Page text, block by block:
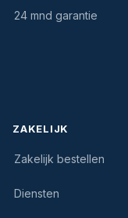
24 mnd garantie
ZAKELIJK
Zakelijk bestellen
Diensten